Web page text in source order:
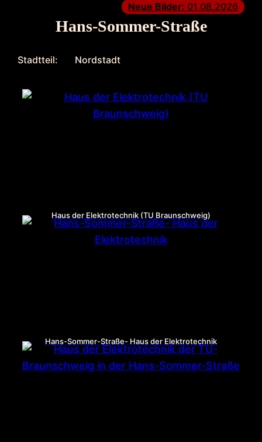
Neue Bilder: 01.08.2026
Hans-Sommer-Straße
Stadtteil: Nordstadt
Haus der Elektrotechnik (TU Braunschweig)
Hans-Sommer-Straße- Haus der Elektrotechnik